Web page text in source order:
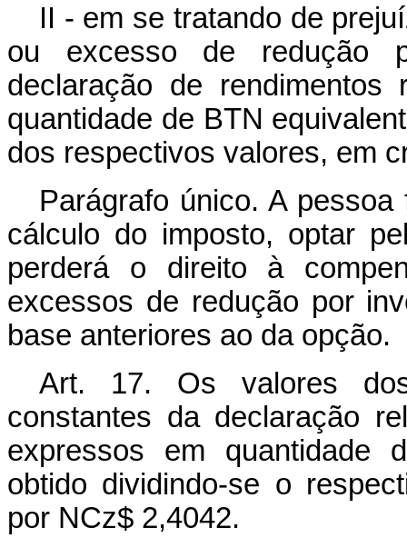
II - em se tratando de
ou excesso de redução
declaração de
quantidade de BTN
dos respectivos valores, em
Parágrafo único. A
cálculo do imposto, optar
perderá o direito à
excessos de redução por
base anteriores ao da opção.
Art. 17. Os valores
constantes da declaração
expressos em quantidade
obtido dividindo-se o
por NCz$ 2,4042.